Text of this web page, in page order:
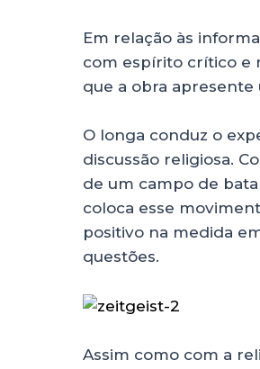
Em relação às
com espírito crítico e
que a obra apresente
O longa conduz o
discussão religiosa.
de um campo de
coloca esse
positivo na medida
questões.
Assim como com a